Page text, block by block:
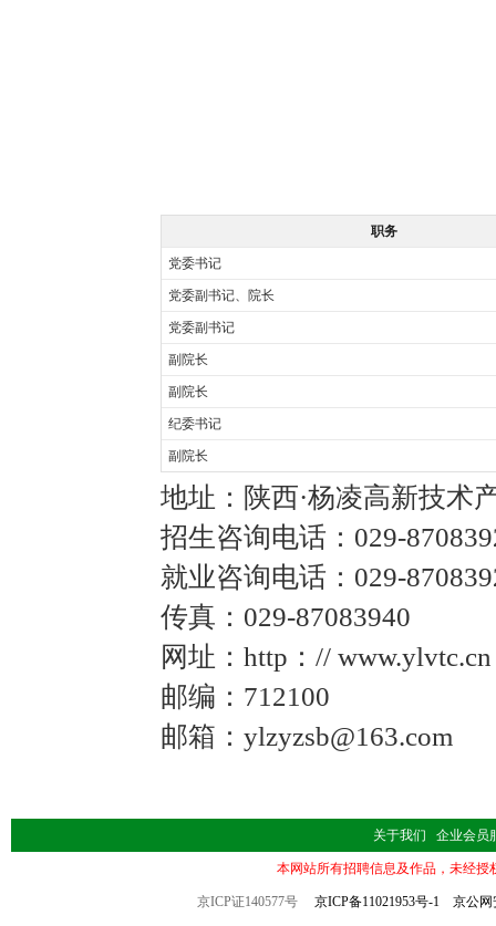
职务
党委书记
党委副书记、院长
党委副书记
副院长
副院长
纪委书记
副院长
地址：陕西·杨凌高新技术
招生咨询电话：029-
就业咨询电话：029-
传真：029-87083940
网址：http：//
邮编：712100
邮箱：ylzyzsb@163.com
关于我们 企业会员
本网站所有招聘信息及作品，未经
京ICP证140577号 京ICP备11021953号-1 京公网